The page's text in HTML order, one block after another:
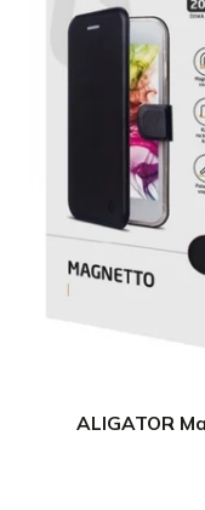
ALIGATOR